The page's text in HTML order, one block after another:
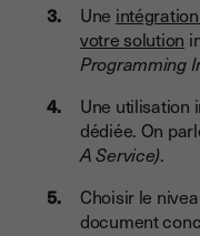
Une
votre solution
Programming
Une utilisation
dédiée. On
A Service).
Choisir le
document